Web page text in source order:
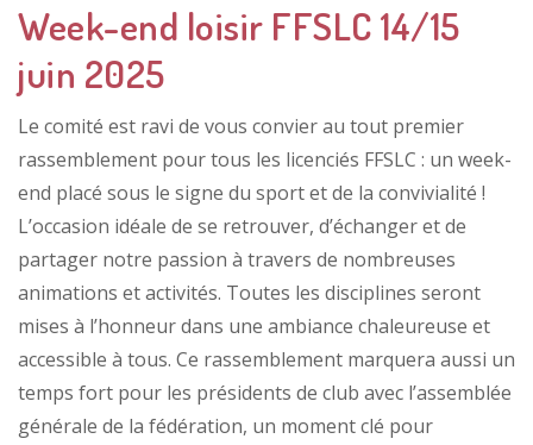
Week-end loisir FFSLC 14/15
juin 2025
Le comité est ravi de vous convier au tout premier
rassemblement pour tous les licenciés FFSLC : un week-
end placé sous le signe du sport et de la convivialité !
L’occasion idéale de se retrouver, d’échanger et de
partager notre passion à travers de nombreuses
animations et activités. Toutes les disciplines seront
mises à l’honneur dans une ambiance chaleureuse et
accessible à tous. Ce rassemblement marquera aussi un
temps fort pour les présidents de club avec l’assemblée
générale de la fédération, un moment clé pour